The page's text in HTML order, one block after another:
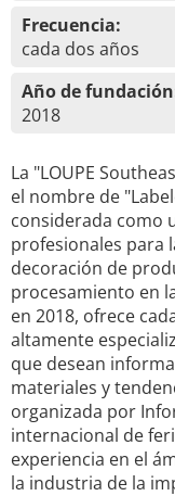
Frecuencia:
cada dos años
Año de
2018
La "LOUPE
el nombre de
considerada como
profesionales para
decoración de
procesamiento en
en 2018, ofrece
altamente
que desean
materiales y
organizada por
internacional de
experiencia en el
la industria de la